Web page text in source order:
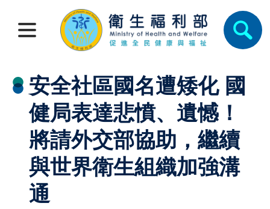
安全社區國名遭矮化 國
健局表達悲憤、遺憾！
將請外交部協助，繼續
與世界衛生組織加強溝
通